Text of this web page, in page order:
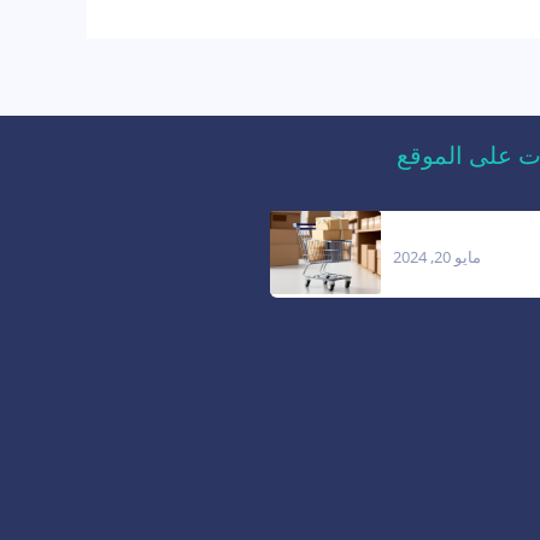
على الموقع
مايو 20, 2024